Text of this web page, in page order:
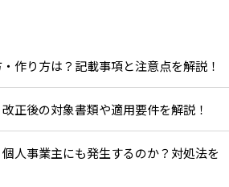
作り方は？記載事項と注意点を解説！
正後の対象書類や適用要件を解説！
人事業主にも発生するのか？対処法を